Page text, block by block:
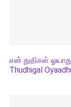
என் துதிகள்
Thudhigal